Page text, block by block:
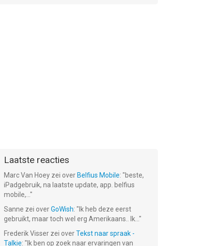
Laatste reacties
Marc Van Hoey zei over Belfius Mobile: "beste,
iPadgebruik, na laatste update, app. belfius
mobile,... "
Sanne zei overGoWish: " Ik heb deze eerst
gebruikt, maar toch wel erg Amerikaans.. Ik... "
Frederik Visser zei overTekst naar spraak -
Talkie: " Ik ben op zoek naar ervaringen van